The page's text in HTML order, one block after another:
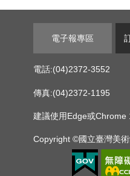
電子報專區
電話:(04)2372-3552
傳真:(04)2372-1195
建議使用Edge或Chrome
Copyright ©國立臺灣美